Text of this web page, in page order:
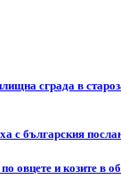
сграда в
с българския
овцете и козите в